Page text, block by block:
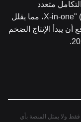
متعدد
الوظائف لوحدة التحكم الإلكترونية "X-in-one" (ECU)، مما يقلل
يبدأ الإنتاج الضخم
ولا يمثل المنصة بأي